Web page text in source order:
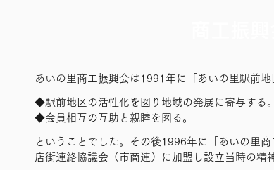
あいの里商工振興会は1991年に「あいの里駅前
◆駅前地区の活性化を図り地域の発展に寄与する。
◆会員相互の互助と親睦を図る。
ということでした。その後1996年に「あいの里
店街連絡協議会（市商連）に加盟し設立当時の精